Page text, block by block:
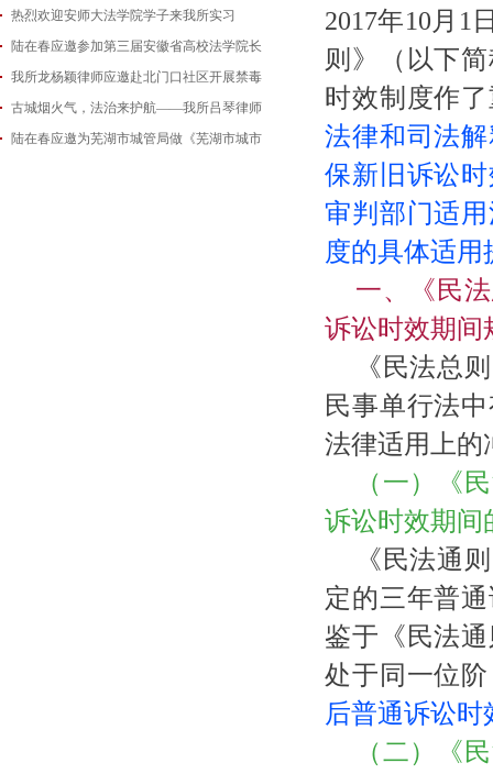
2026-07-15
热烈欢迎安师大法学院学子来我所实习
2026-07-01
陆在春应邀参加第三届安徽省高校法学院长
2026-06-29
我所龙杨颖律师应邀赴北门口社区开展禁毒
2026-06-18
古城烟火气，法治来护航——我所吕琴律师
2026-05-21
陆在春应邀为芜湖市城管局做《芜湖市城市
2017年10月1
则》（以下
时效制度作
法律和司法
保新旧诉讼
审判部门适
度的具体适
一、《民
诉讼时效期间
《民法总
民事单行法
法律适用上的
（一）《
诉讼时效期间
《民法通
定的三年普
鉴于《民法
处于同一位
后普通诉讼时
（二）《